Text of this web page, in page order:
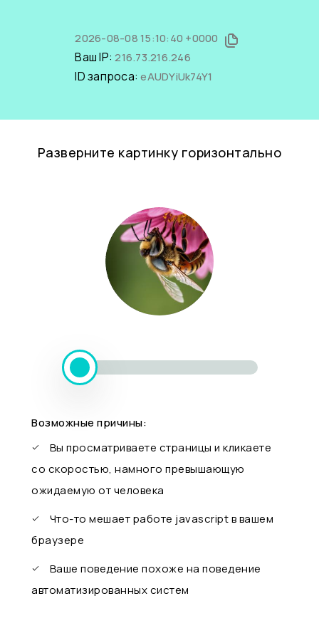
2026-08-08 15:10:40 +0000
Ваш IP:216.73.216.246
ID запроса:eAUDYiUk74Y1
Разверните картинку горизонтально
Возможные причины:
Вы просматриваете страницы и кликаете
со скоростью, намного превышающую
ожидаемую от человека
Что-то мешает работе javascript в вашем
браузере
Ваше поведение похоже на поведение
автоматизированных систем